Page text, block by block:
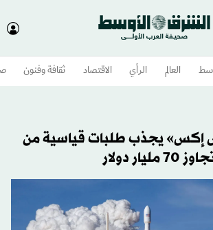
العالم الرأي الاقتصاد ثقافة وفنون
إكس» يجذب طلبات قياسية من
دولار